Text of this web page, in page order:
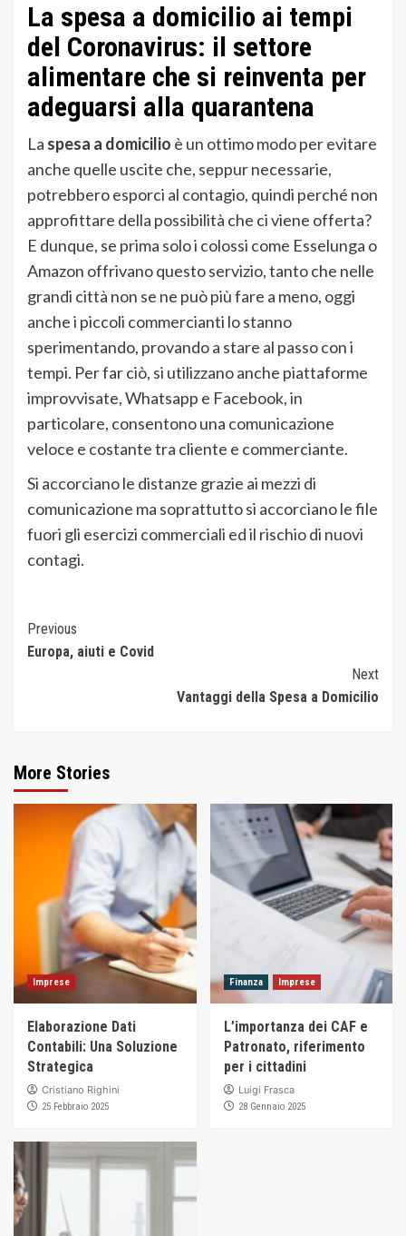
La spesa a domicilio ai tempi
del Coronavirus: il settore
alimentare che si reinventa per
adeguarsi alla quarantena
La spesa a domicilio è un ottimo modo per evitare
anche quelle uscite che, seppur necessarie,
potrebbero esporci al contagio, quindi perché non
approfittare della possibilità che ci viene offerta?
E dunque, se prima solo i colossi come Esselunga o
Amazon offrivano questo servizio, tanto che nelle
grandi città non se ne può più fare a meno, oggi
anche i piccoli commercianti lo stanno
sperimentando, provando a stare al passo con i
tempi. Per far ciò, si utilizzano anche piattaforme
improvvisate, Whatsapp e Facebook, in
particolare, consentono una comunicazione
veloce e costante tra cliente e commerciante.
Si accorciano le distanze grazie ai mezzi di
comunicazione ma soprattutto si accorciano le file
fuori gli esercizi commerciali ed il rischio di nuovi
contagi.
Continue
Reading
Previous
Europa, aiuti e Covid
Next
Vantaggi della Spesa a Domicilio
More Stories
Imprese
Elaborazione Dati
Contabili: Una Soluzione
Strategica
Cristiano Righini
25 Febbraio 2025
Finanza Imprese
L’importanza dei CAF e
Patronato, riferimento
per i cittadini
Luigi Frasca
28 Gennaio 2025